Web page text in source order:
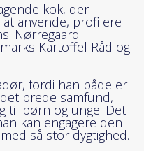
kok, der
anvende, profilere
Nørregaard
Kartoffel Råd og
fordi han både er
brede samfund,
til børn og unge. Det
kan engagere den
så stor dygtighed.